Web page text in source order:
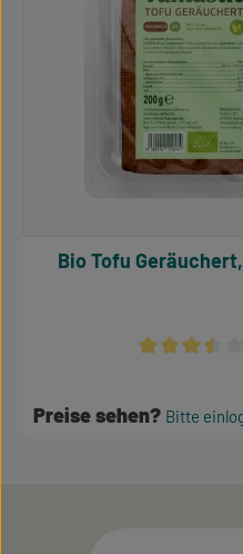
Bio Tofu
Preise sehen? Bitte